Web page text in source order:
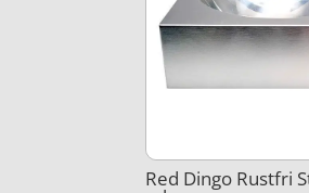
Red Dingo Rustfri